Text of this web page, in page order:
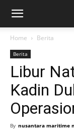
Home Berita
Berita
Libur
Kadin
By nusantara maritime